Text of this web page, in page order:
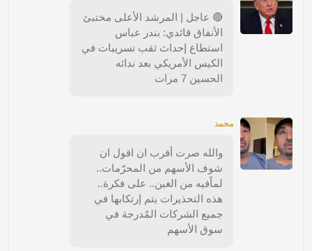
🔴 عاجل | المرشد الأعلى مختبئ
الأنفاق قائدي: بندر عباس
استطاع إحداث ثقب تسريبات في
الكيس الأمريكي بعد ندائه
الحسين 7 مرات
محمد
والله صرت أقرب ان اقول ان
شوف الأسهم من المحرّمات..
لماًفيه من الغبن.. على فكرة..
هذه التحذيرات يتم إرتكابها في
جميع الشركات المُدرجة في
سوق الأسهم